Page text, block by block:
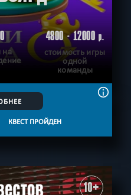
на
4800 - 12000р.
стоимость игры
одной
команды
КВЕСТ ПРОЙДЕН
10+